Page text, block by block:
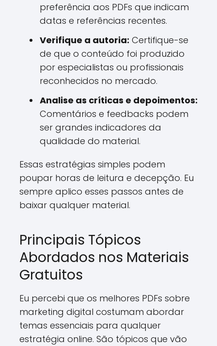
preferência aos PDFs que indicam
datas e referências recentes.
Verifique a autoria: Certifique-se
de que o conteúdo foi produzido
por especialistas ou profissionais
reconhecidos no mercado.
Analise as críticas e depoimentos:
Comentários e feedbacks podem
ser grandes indicadores da
qualidade do material.
Essas estratégias simples podem
poupar horas de leitura e decepção. Eu
sempre aplico esses passos antes de
baixar qualquer material.
Principais Tópicos
Abordados nos Materiais
Gratuitos
Eu percebi que os melhores PDFs sobre
marketing digital costumam abordar
temas essenciais para qualquer
estratégia online. São tópicos que vão